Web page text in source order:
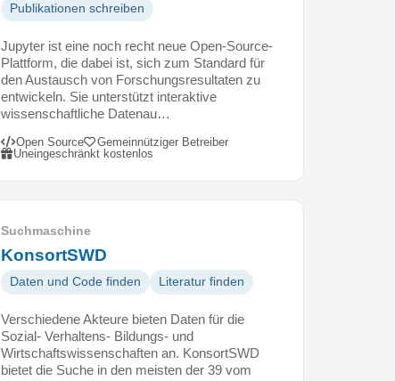
Publikationen schreiben
Jupyter ist eine noch recht neue Open-Source-
Plattform, die dabei ist, sich zum Standard für
den Austausch von Forschungsresultaten zu
entwickeln. Sie unterstützt interaktive
wissenschaftliche Datenau…
Open Source
Gemeinnütziger Betreiber
Uneingeschränkt kostenlos
Suchmaschine
KonsortSWD
Daten und Code finden Literatur finden
Verschiedene Akteure bieten Daten für die
Sozial- Verhaltens- Bildungs- und
Wirtschaftswissenschaften an. KonsortSWD
bietet die Suche in den meisten der 39 vom